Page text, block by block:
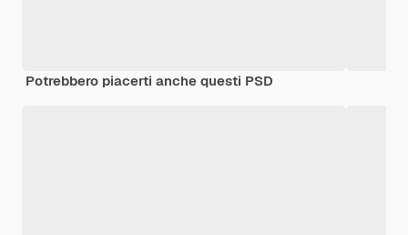
Potrebbero piacerti anche questi PSD